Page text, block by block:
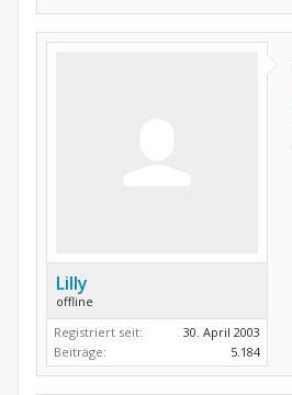
Lilly
offline
Registriert seit:
30. April 2003
Beiträge:
5.184